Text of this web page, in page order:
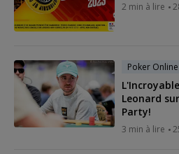
2 min à lire
Poker Online
Leonard
Party!
3 min à lire